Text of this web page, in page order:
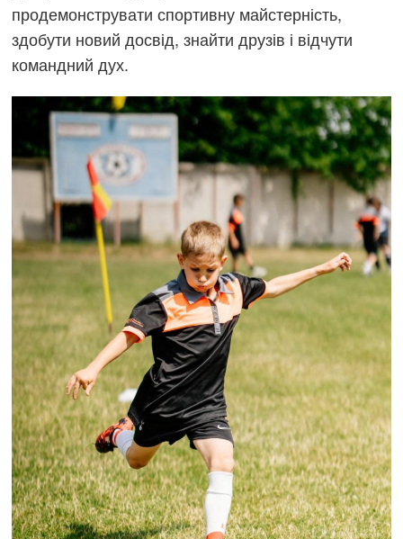
продемонструвати спортивну майстерність,
здобути новий досвід, знайти друзів і відчути
командний дух.